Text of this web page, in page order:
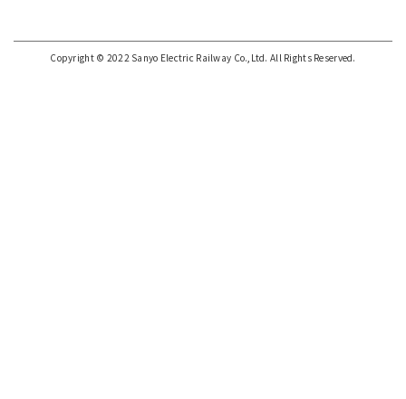
Copyright © 2022 Sanyo Electric Railway Co.,Ltd. All Rights Reserved.